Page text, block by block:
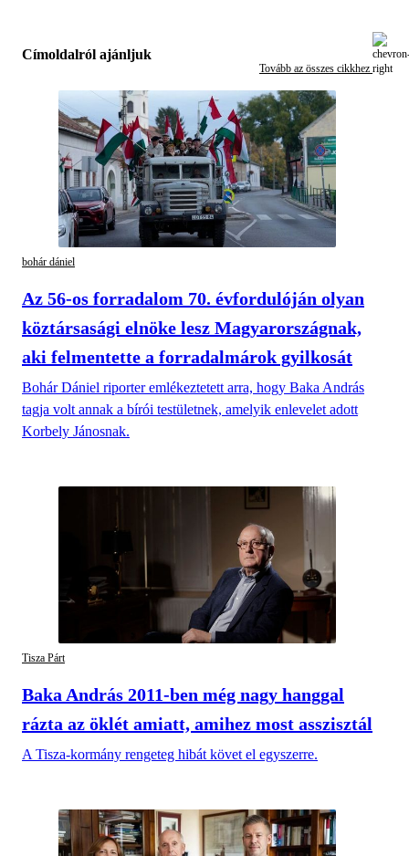
Címoldalról ajánljuk
Tovább az összes cikkhez
bohár dániel
Az 56-os forradalom 70. évfordulóján olyan
köztársasági elnöke lesz Magyarországnak,
aki felmentette a forradalmárok gyilkosát
Bohár Dániel riporter emlékeztetett arra, hogy Baka András
tagja volt annak a bírói testületnek, amelyik enlevelet adott
Korbely Jánosnak.
Tisza Párt
Baka András 2011-ben még nagy hanggal
rázta az öklét amiatt, amihez most asszisztál
A Tisza-kormány rengeteg hibát követ el egyszerre.